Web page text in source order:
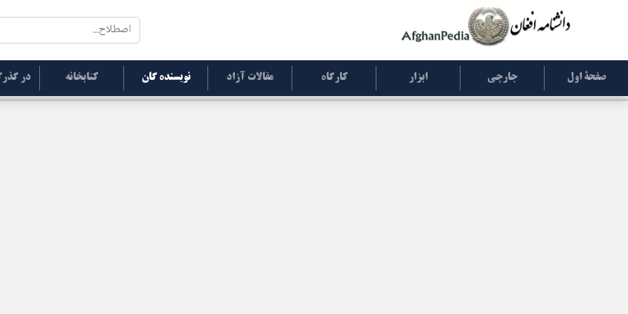
صفحۀ اول جارچی ابزار کارگاه مقالات آزاد نویسنده گان کتابخانه در